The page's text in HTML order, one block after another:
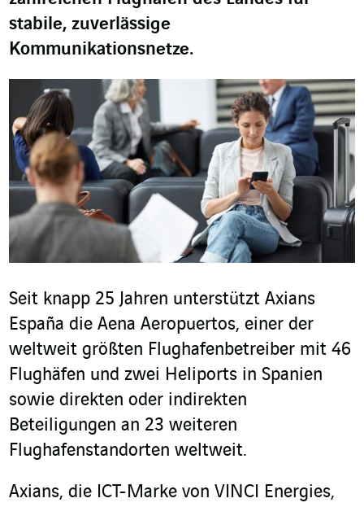
stabile, zuverlässige
Kommunikationsnetze.
Seit knapp 25 Jahren unterstützt Axians
España die Aena Aeropuertos, einer der
weltweit größten Flughafenbetreiber mit 46
Flughäfen und zwei Heliports in Spanien
sowie direkten oder indirekten
Beteiligungen an 23 weiteren
Flughafenstandorten weltweit.
Axians, die ICT-Marke von VINCI Energies,